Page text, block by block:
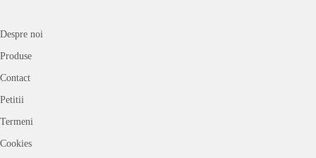
Despre noi
Produse
Contact
Petitii
Termeni
Cookies